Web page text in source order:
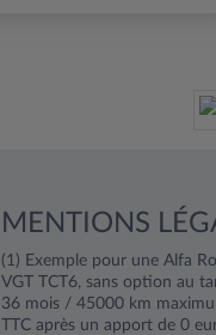
MENTIONS
(1) Exemple pour une Alfa
VGT TCT6, sans option au
36 mois / 45000 km
TTC après un apport de 0